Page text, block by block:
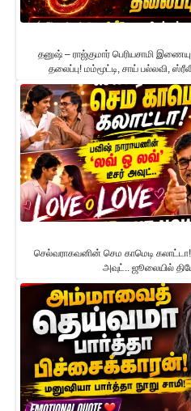
தனுஷ் – ராஜ்குமார் பெரியசாமி
தலைப்பு! மம்மூட்டி, சாய் பல்லவி,
செல்வராகவனின் செம காமெடி
அவுட்.. ஜூலையில்